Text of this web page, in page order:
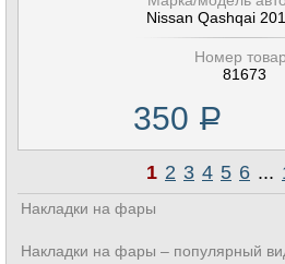
Nissan Qashqai
Номер
81673
350 Р
1 2 3 4 5 6 ...
Накладки на фары
Накладки на фары – популярный